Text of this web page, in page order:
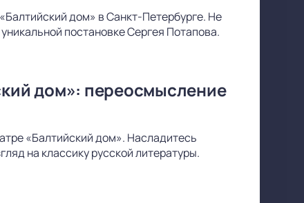
дом» в Санкт-Петербурге. Не
постановке Сергея Потапова.
дом»: переосмысление
«Балтийский дом». Насладитесь
на классику русской литературы.